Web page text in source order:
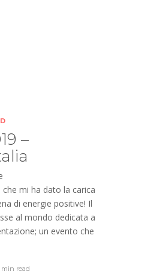
–
che mi ha dato la carica
di energie positive! Il
al mondo dedicata a
un evento che
read